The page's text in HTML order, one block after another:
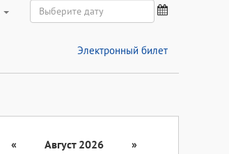
Электронный билет
« Август 2026
»